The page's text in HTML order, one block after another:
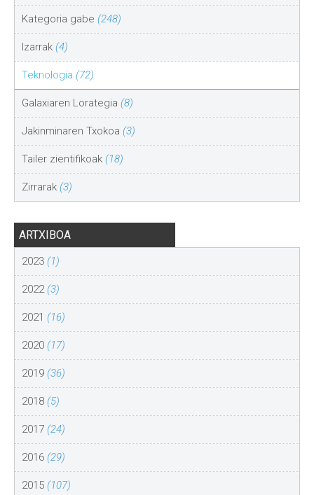
Kategoria gabe (248)
Izarrak (4)
Teknologia (72)
Galaxiaren Lorategia (8)
Jakinminaren Txokoa (3)
Tailer zientifikoak (18)
Zirrarak (3)
ARTXIBOA
2023 (1)
2022(3)
2021 (16)
2020 (17)
2019 (36)
2018 (5)
2017 (24)
2016 (29)
2015 (107)